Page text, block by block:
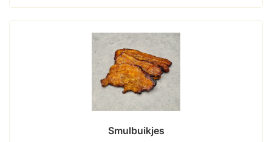
Smulbuikjes